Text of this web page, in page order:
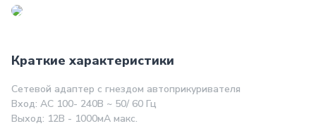
Краткие характеристики
Сетевой адаптер с гнездом автоприкуривателя
Вход: AC 100- 240В ~ 50/ 60 Гц
Выход: 12В - 1000мА макс.